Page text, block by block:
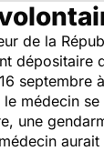
de la
dépositaire
médecin
une